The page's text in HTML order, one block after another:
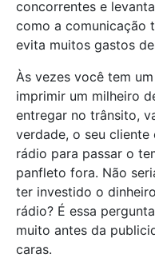
concorrentes e
como a comunicação
evita muitos gastos
Às vezes você tem
imprimir um milheiro
entregar no trânsito,
verdade, o seu cliente
rádio para passar o
panfleto fora. Não
ter investido o
rádio? É essa
muito antes da
caras.